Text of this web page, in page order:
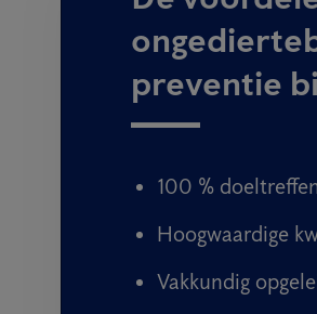
preventie
100 %
Hoogwaardige
Vakkundig